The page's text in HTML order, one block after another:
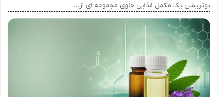
نوتریشن یک مکمل غذایی حاوی مجموعه ای از…